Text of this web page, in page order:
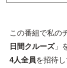
この番組で私の
日間クルーズ」
4人全員を招待